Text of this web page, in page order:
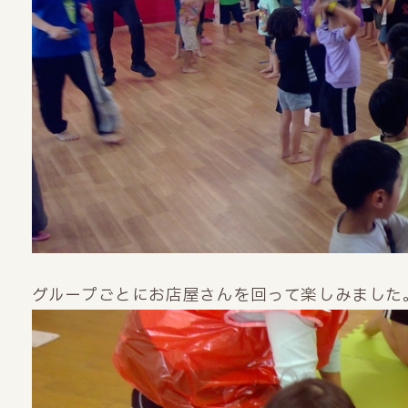
グループごとにお店屋さんを回って楽しみました